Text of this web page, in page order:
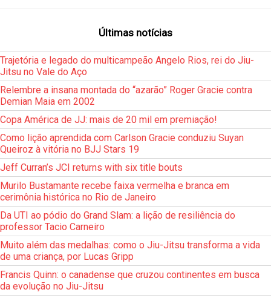
Últimas notícias
Trajetória e legado do multicampeão Angelo Rios, rei do Jiu-
Jitsu no Vale do Aço
Relembre a insana montada do “azarão” Roger Gracie contra
Demian Maia em 2002
Copa América de JJ: mais de 20 mil em premiação!
Como lição aprendida com Carlson Gracie conduziu Suyan
Queiroz à vitória no BJJ Stars 19
Jeff Curran’s JCI returns with six title bouts
Murilo Bustamante recebe faixa vermelha e branca em
cerimônia histórica no Rio de Janeiro
Da UTI ao pódio do Grand Slam: a lição de resiliência do
professor Tacio Carneiro
Muito além das medalhas: como o Jiu-Jitsu transforma a vida
de uma criança, por Lucas Gripp
Francis Quinn: o canadense que cruzou continentes em busca
da evolução no Jiu-Jitsu